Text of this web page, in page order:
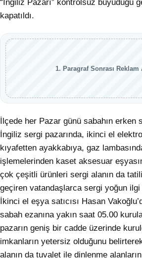
“İngiliz Pazarı” kontrolsüz büyüdüğü
kapatıldı.
1. Paragraf Sonrası Reklam
İlçede her Pazar günü sabahın erken
İngiliz sergi pazarında, ikinci el
kıyafetten ayakkabıya, gaz
işlemelerinden kaset aksesuar
çok çeşitli ürünleri sergi alanın da
geçiren vatandaşlarca sergi yoğun ilgi
İkinci el eşya satıcısı Hasan
sabah ezanına yakın saat 05.00
pazarın geniş bir cadde üzerinde
imkanların yetersiz olduğunu
alanın da tuvalet ile dinlenme alanların